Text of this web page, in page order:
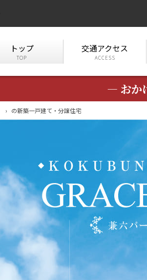
トップ
TOP
交通アクセス
ACCESS
― おか
› の新築一戸建て・分譲住宅